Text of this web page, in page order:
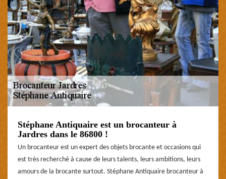
Stéphane Antiquaire est un brocanteur à
Jardres dans le 86800 !
Un brocanteur est un expert des objets brocante et occasions qui
est très recherché à cause de leurs talents, leurs ambitions, leurs
amours de la brocante surtout. Stéphane Antiquaire brocanteur à